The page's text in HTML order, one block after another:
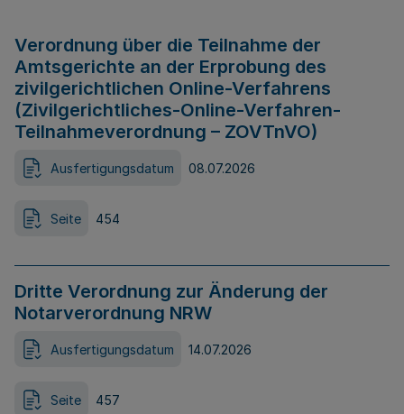
Verordnung über die Teilnahme der
Amtsgerichte an der Erprobung des
zivilgerichtlichen Online-Verfahrens
(Zivilgerichtliches-Online-Verfahren-
Teilnahmeverordnung – ZOVTnVO)
Ausfertigungsdatum 08.07.2026
Seite 454
Dritte Verordnung zur Änderung der
Notarverordnung NRW
Ausfertigungsdatum 14.07.2026
Seite 457